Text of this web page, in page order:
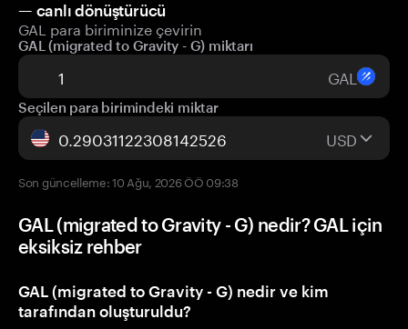
— canlı dönüştürücü
GAL para biriminize çevirin
GAL (migrated to Gravity - G) miktarı
GAL
Seçilen para birimindeki miktar
USD
Son güncelleme: 10 Ağu, 2026 ÖÖ 09:38
GAL (migrated to Gravity - G) nedir? GAL için
eksiksiz rehber
GAL (migrated to Gravity - G) nedir ve kim
tarafından oluşturuldu?